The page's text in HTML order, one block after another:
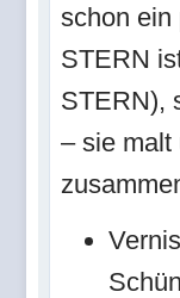
schon ein
STERN
STERN),
– sie malt